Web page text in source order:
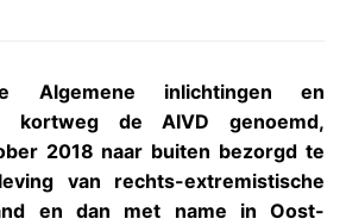
Algemene inlichtingen en
kortweg de AIVD genoemd,
2018 naar buiten bezorgd te
van rechts-extremistische
en dan met name in Oost-